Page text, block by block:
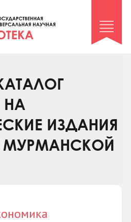
архив»
ИЗДАНИЯ
МУРМАНСКОЙ